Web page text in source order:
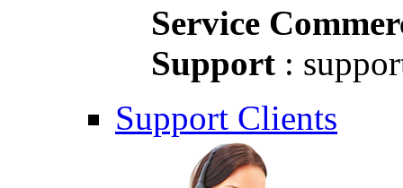
Service
Support :
Support Clients